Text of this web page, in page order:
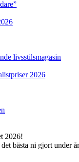
livsstilsmagasin
2026
2026!
bästa ni gjort under